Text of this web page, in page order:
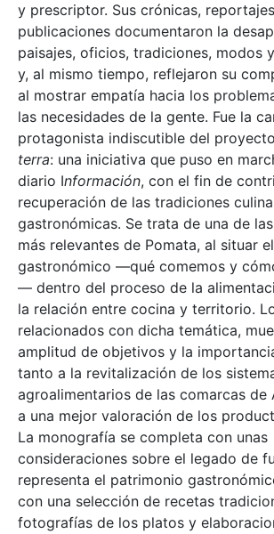
y prescriptor. Sus crónicas,
publicaciones documentaron la
paisajes, oficios, tradiciones, modos
y, al mismo tiempo, reflejaron su
al mostrar empatía hacia los
las necesidades de la gente. Fue la
protagonista indiscutible del proyecto
terra: una iniciativa que puso en
diario Información, con el fin de
recuperación de las tradiciones
gastronómicas. Se trata de una de
más relevantes de Pomata, al situar
gastronómico —qué comemos y
— dentro del proceso de la
la relación entre cocina y territorio.
relacionados con dicha temática,
amplitud de objetivos y la
tanto a la revitalización de los
agroalimentarios de las comarcas de
a una mejor valoración de los
La monografía se completa con unas
consideraciones sobre el legado de
representa el patrimonio
con una selección de recetas
fotografías de los platos y